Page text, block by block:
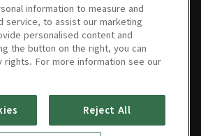
회 221회 220회 219회
information to measure and
service, to assist our marketing
personalised content and
the button on the right, you can
rights. For more information see our
Reject All